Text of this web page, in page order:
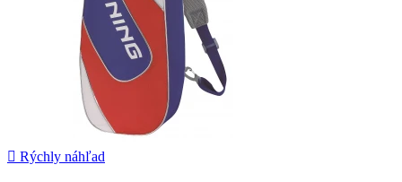
 Rýchly náhľad